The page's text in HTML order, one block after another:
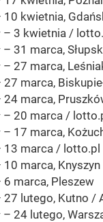
10 kwietnia,
– 3 kwietnia /
31 marca, Słupsk
– 27 marca,
27 marca,
24 marca,
– 20 marca /
– 17 marca,
13 marca / lotto.pl
10 marca, Knyszyn
6 marca, Pleszew
27 lutego, Kutno /
– 24 lutego,